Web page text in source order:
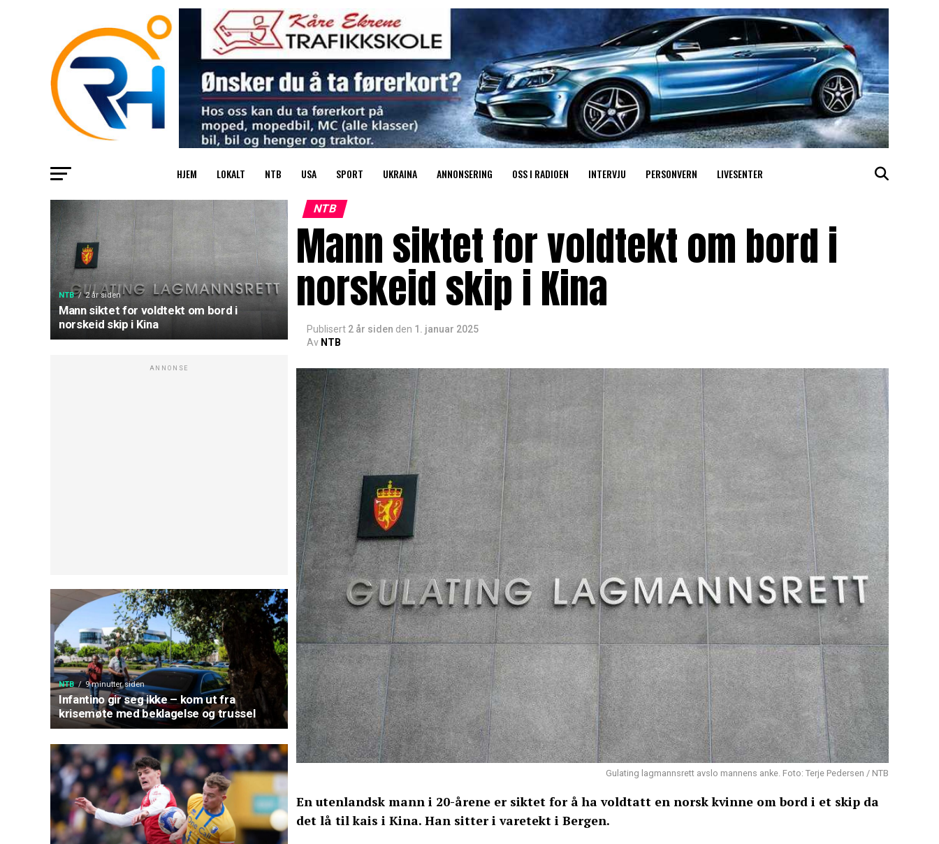
HJEM LOKALT NTB USA SPORT UKRAINA ANNONSERING OSS I RADIOEN INTERVJU PERSONVERN LIVESENTER
NTB 2 år siden
Mann siktet for voldtekt om bord i
norskeid skip i Kina
ANNONSE
NTB 9 minutter siden
Infantino gir seg ikke – kom ut fra
krisemøte med beklagelse og trussel
NTB
Mann siktet for voldtekt om bord i
norskeid skip i Kina
Publisert 2 år siden den 1. januar 2025
Av NTB
Gulating lagmannsrett avslo mannens anke. Foto: Terje Pedersen / NTB
En utenlandsk mann i 20-årene er siktet for å ha voldtatt en norsk kvinne om bord i et skip da
det lå til kais i Kina. Han sitter i varetekt i Bergen.